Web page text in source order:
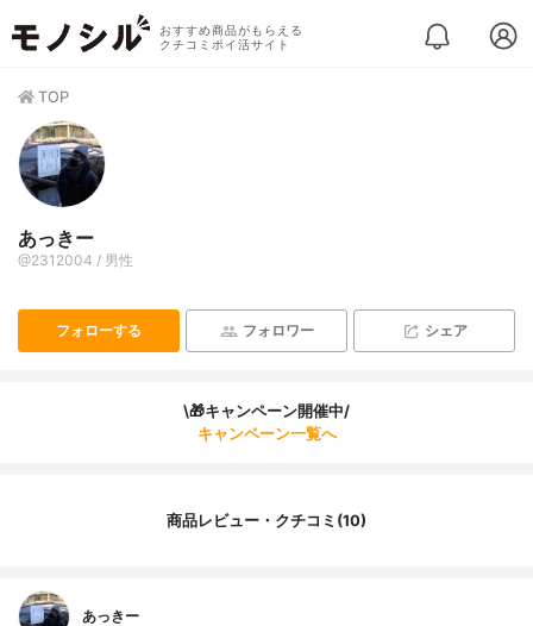
おすすめ商品がもらえる
クチコミポイ活サイト
TOP
あっきー
@2312004 / 男性
フォローする フォロワー シェア
\🎁キャンペーン開催中/
キャンペーン一覧へ
商品レビュー・クチコミ(10)
あっきー